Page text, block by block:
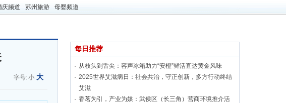
庆频道 苏州旅游 母婴频道
字号:小 大
每日推荐
从枝头到舌尖：容声冰箱助力“安橙”鲜活直达黄金风味
2025世界艾滋病日：社会共治，守正创新，多方行动终结
艾滋
香茗为引，产业为媒：武侯区（长三角）营商环境推介活